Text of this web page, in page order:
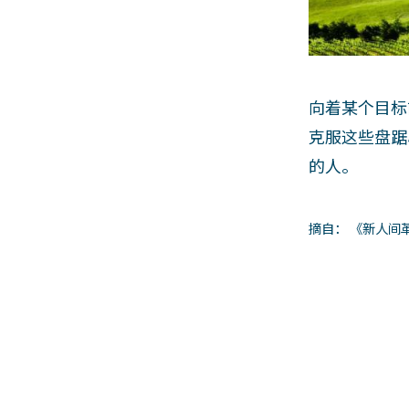
向着某个目
克服这些盘
的人。
摘自： 《新人间